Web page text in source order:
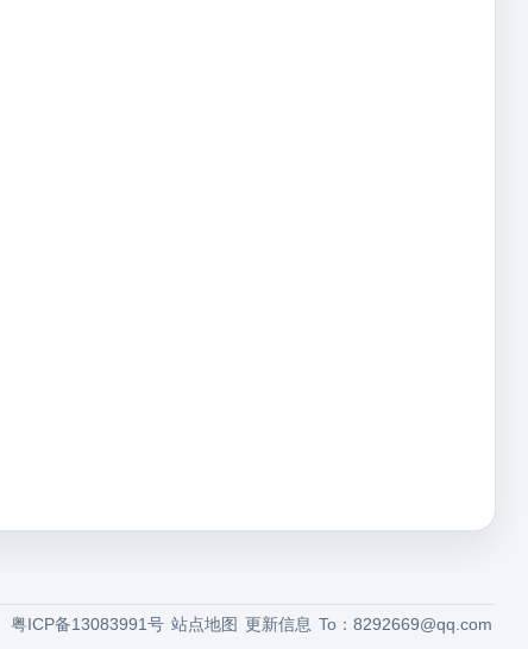
To：8292669@qq.com
更新信息
站点地图
粤ICP备13083991号